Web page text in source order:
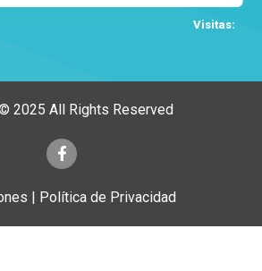
Visitas:
2025 All Rights Reserved
| Política de Privacidad